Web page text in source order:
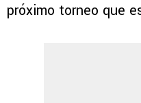
próximo torneo que